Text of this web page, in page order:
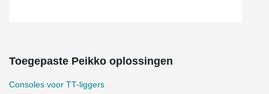
Toegepaste Peikko oplossingen
Consoles voor TT-liggers